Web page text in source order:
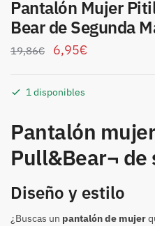
Pantalón Mujer
Bear de Segunda
19,86€ 6,95€
1 disponibles
Pantalón
Pull&Bear¬ de
Diseño y estilo
¿Buscas un pantalón de mujer